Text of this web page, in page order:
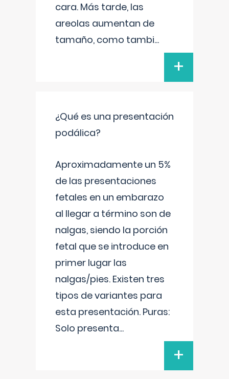
cara. Más tarde, las
areolas aumentan de
tamaño, como tambi...
+
¿Qué es una presentación
podálica?
Aproximadamente un 5%
de las presentaciones
fetales en un embarazo
al llegar a término son de
nalgas, siendo la porción
fetal que se introduce en
primer lugar las
nalgas/pies. Existen tres
tipos de variantes para
esta presentación. Puras:
Solo presenta...
+